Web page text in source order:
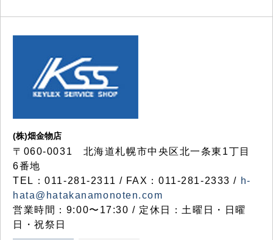
(株)畑金物店
〒060-0031 北海道札幌市中央区北一条東1丁目
6番地
TEL：011-281-2311 / FAX：011-281-2333 / h-
hata@hatakanamonoten.com
営業時間：9:00〜17:30 / 定休日：土曜日・日曜
日・祝祭日